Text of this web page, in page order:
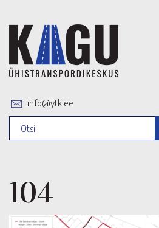
info@ytk.ee
104